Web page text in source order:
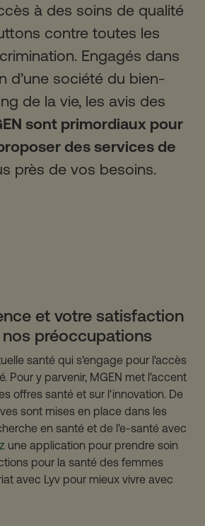
à des soins de qualité
contre toutes les
Engagés dans
d’une société du bien-
de la vie, les avis des
sont primordiaux pour
des services de
près de vos besoins.
et votre satisfaction
préoccupations
santé qui s'engage pour l'accès
Pour y parvenir, MGEN met l'accent
offres santé et sur l'innovation. De
sont mises en place dans les
en santé et de l'e-santé avec
une application pour prendre soin
pour la santé des femmes
avec Lyv pour mieux vivre avec